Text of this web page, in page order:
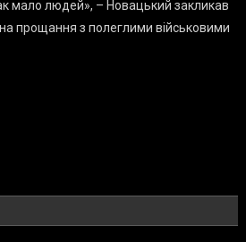
мало людей», – Новацький закликав
прощання з полеглими військовими